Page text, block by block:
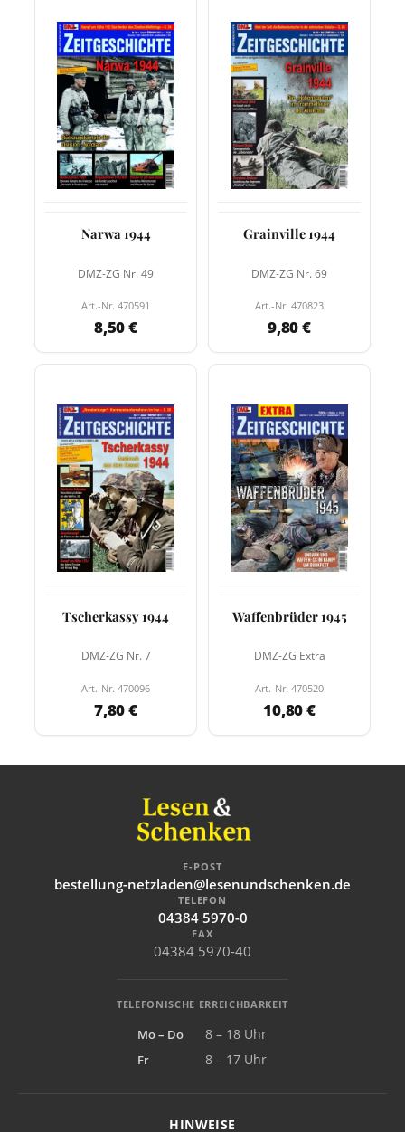
Narwa 1944
DMZ-ZG Nr. 49
Art.-Nr. 470591
8,50 €
Grainville 1944
DMZ-ZG Nr. 69
Art.-Nr. 470823
9,80 €
Tscherkassy 1944
DMZ-ZG Nr. 7
Art.-Nr. 470096
7,80 €
Waffenbrüder 1945
DMZ-ZG Extra
Art.-Nr. 470520
10,80 €
E-POST
bestellung-netzladen@lesenundschenken.de
TELEFON
04384 5970-0
FAX
04384 5970-40
TELEFONISCHE ERREICHBARKEIT
Mo – Do
8 – 18 Uhr
Fr
8 – 17 Uhr
HINWEISE